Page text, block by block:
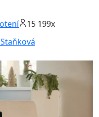
15 199x